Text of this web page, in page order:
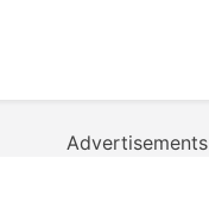
Advertisements